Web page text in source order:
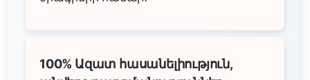
100% Ազատ հասանելիություն,